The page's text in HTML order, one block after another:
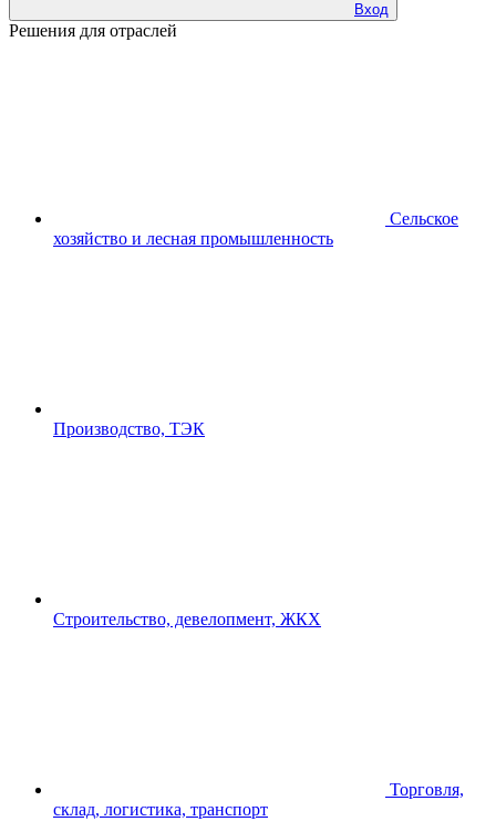
Вход
Решения для отраслей
Сельское
хозяйство и лесная промышленность
Производство, ТЭК
Строительство, девелопмент, ЖКХ
Торговля,
склад, логистика, транспорт